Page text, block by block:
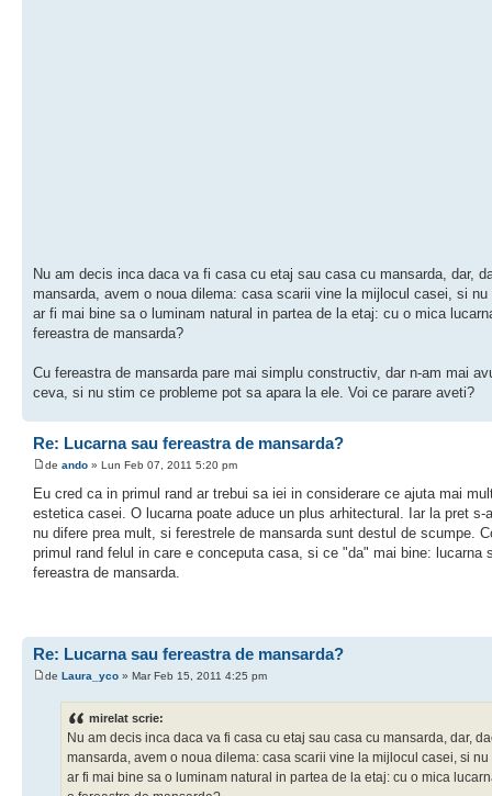
Nu am decis inca daca va fi casa cu etaj sau casa cu mansarda, dar,
mansarda, avem o noua dilema: casa scarii vine la mijlocul casei, si
ar fi mai bine sa o luminam natural in partea de la etaj: cu o mica
fereastra de mansarda?
Cu fereastra de mansarda pare mai simplu constructiv, dar n-am mai
ceva, si nu stim ce probleme pot sa apara la ele. Voi ce parare aveti?
Re: Lucarna sau fereastra de mansarda?
de ando » Lun Feb 07, 2011 5:20 pm
Eu cred ca in primul rand ar trebui sa iei in considerare ce ajuta mai
estetica casei. O lucarna poate aduce un plus arhitectural. Iar la pret s-
nu difere prea mult, si ferestrele de mansarda sunt destul de scumpe.
primul rand felul in care e conceputa casa, si ce "da" mai bine: lucarna
fereastra de mansarda.
Re: Lucarna sau fereastra de mansarda?
de Laura_yco » Mar Feb 15, 2011 4:25 pm
mirelat scrie:
Nu am decis inca daca va fi casa cu etaj sau casa cu mansarda, dar,
mansarda, avem o noua dilema: casa scarii vine la mijlocul casei, si nu
ar fi mai bine sa o luminam natural in partea de la etaj: cu o mica